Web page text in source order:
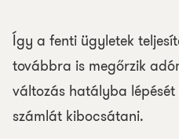
Így a fenti ügyletek
továbbra is megőrzik
változás hatályba lépését
számlát kibocsátani.